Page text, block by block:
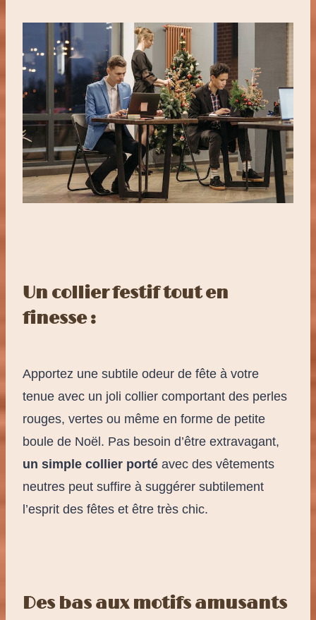
Un collier festif tout en
finesse :
Apportez une subtile odeur de fête à votre
tenue avec un joli collier comportant des perles
rouges, vertes ou même en forme de petite
boule de Noël. Pas besoin d’être extravagant,
un simple collier porté avec des vêtements
neutres peut suffire à suggérer subtilement
l’esprit des fêtes et être très chic.
Des bas aux motifs amusants